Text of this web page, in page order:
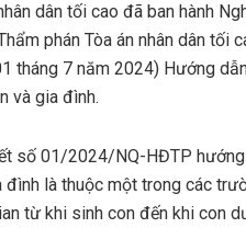
dân tối cao đã ban hành
phán Tòa án nhân dân tối
tháng 7 năm 2024) Hướng
và gia đình.
số 01/2024/NQ-HĐTP hướng
đình là thuộc một trong các
từ khi sinh con đến khi con